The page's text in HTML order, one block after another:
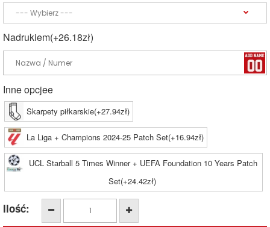
Nadrukiem(+26.18zł)
Inne opcjee
Skarpety piłkarskie(+27.94zł)
La Liga + Champions 2024-25 Patch Set(+16.94zł)
UCL Starball 5 Times Winner + UEFA Foundation 10 Years Patch
Set(+24.42zł)
Ilość: